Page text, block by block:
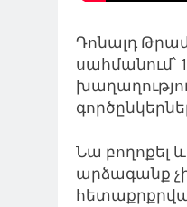
Դոնալդ
սահմանում՝
Նա բողոքել
արձագանք